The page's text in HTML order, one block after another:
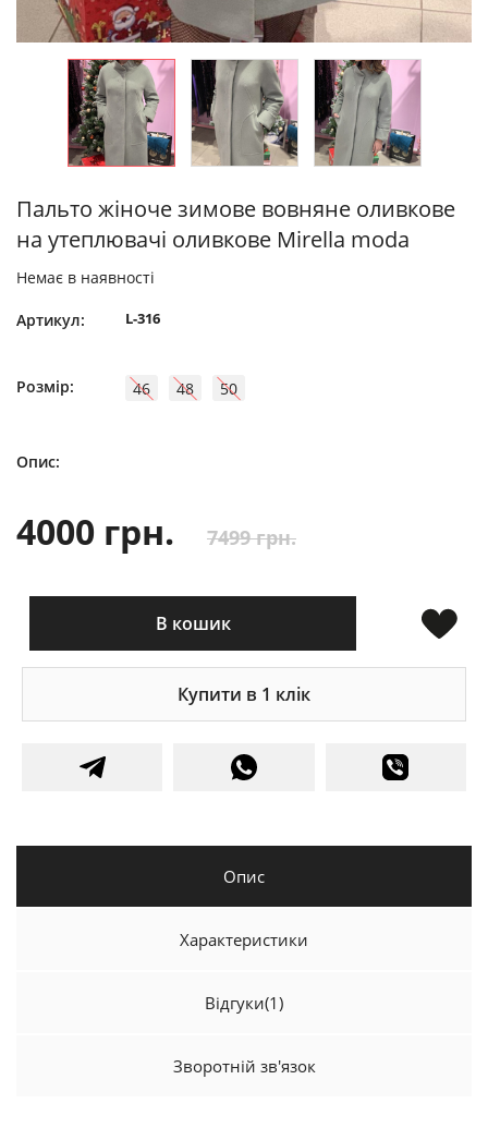
Пальто жіноче зимове вовняне оливкове
на утеплювачі оливкове Mirella moda
Немає в наявності
Артикул: L-316
Розмір: 46 48 50
Опис:
4000 грн. 7499 грн.
В кошик
Купити в 1 клік
Опис
Характеристики
Відгуки(1)
Зворотній зв'язок